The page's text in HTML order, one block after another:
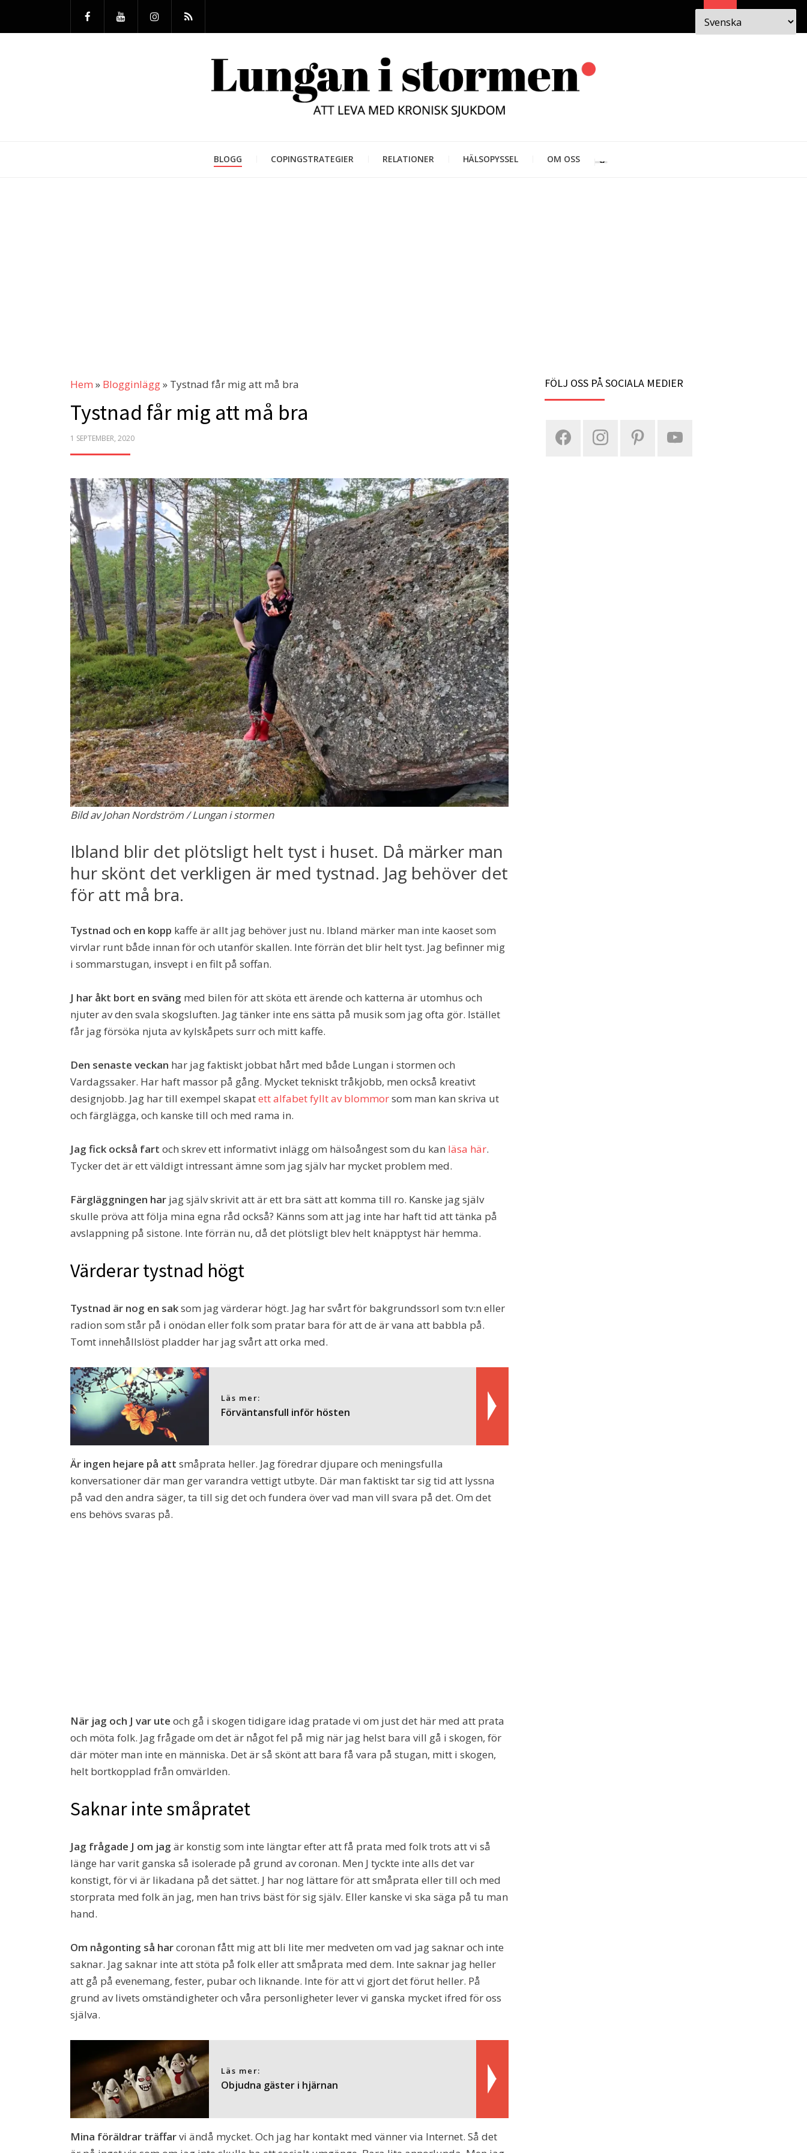
Sök
LUNGAN I
BLOGG COPINGSTRATEGIER RELATIONER HÄLSOPYSSEL OM OSS
Hem » Blogginlägg» Tystnad får mig att må bra
Tystnad får mig att må bra
POSTED
1 SEPTEMBER, 2020
Bild av Johan Nordström / Lungan i stormen
Ibland blir det plötsligt helt tyst i huset. Då märker man
hur skönt det verkligen är med tystnad. Jag behöver det
för att må bra.
Tystnad och en kopp kaffe är allt jag behöver just nu. Ibland märker man inte kaoset som
virvlar runt både innan för och utanför skallen. Inte förrän det blir helt tyst. Jag befinner mig
i sommarstugan, insvept i en filt på soffan.
J har åkt bort en sväng med bilen för att sköta ett ärende och katterna är utomhus och
njuter av den svala skogsluften. Jag tänker inte ens sätta på musik som jag ofta gör. Istället
får jag försöka njuta av kylskåpets surr och mitt kaffe.
Den senaste veckan har jag faktiskt jobbat hårt med både Lungan i stormen och
Vardagssaker. Har haft massor på gång. Mycket tekniskt tråkjobb, men också kreativt
designjobb. Jag har till exempel skapatett alfabet fyllt av blommorsom man kan skriva ut
och färglägga, och kanske till och med rama in.
Jag fick också fart och skrev ett informativt inlägg om hälsoångest som du kan läsa här.
Tycker det är ett väldigt intressant ämne som jag själv har mycket problem med.
Färgläggningen har jag själv skrivit att är ett bra sätt att komma till ro. Kanske jag själv
skulle pröva att följa mina egna råd också? Känns som att jag inte har haft tid att tänka på
avslappning på sistone. Inte förrän nu, då det plötsligt blev helt knäpptyst här hemma.
Värderar tystnad högt
Tystnad är nog en saksom jag värderar högt. Jag har svårt för bakgrundssorl som tv:n eller
radion som står på i onödan eller folk som pratar bara för att de är vana att babbla på.
Tomt innehållslöst pladder har jag svårt att orka med.
Läs mer:
Förväntansfull inför hösten
Är ingen hejare på att småprata heller. Jag föredrar djupare och meningsfulla
konversationer där man ger varandra vettigt utbyte. Där man faktiskt tar sig tid att lyssna
på vad den andra säger, ta till sig det och fundera över vad man vill svara på det. Om det
ens behövs svaras på.
När jag och J var ute och gå i skogen tidigare idag pratade vi om just det här med att prata
och möta folk. Jag frågade om det är något fel på mig när jag helst bara vill gå i skogen, för
där möter man inte en människa. Det är så skönt att bara få vara på stugan, mitt i skogen,
helt bortkopplad från omvärlden.
Saknar inte småpratet
Jag frågade J om jag är konstig som inte längtar efter att få prata med folk trots att vi så
länge har varit ganska så isolerade på grund av coronan. Men J tyckte inte alls det var
konstigt, för vi är likadana på det sättet. J har nog lättare för att småprata eller till och med
storprata med folk än jag, men han trivs bäst för sig själv. Eller kanske vi ska säga på tu man
hand.
Om någonting så harcoronan fått mig att bli lite mer medveten om vad jag saknar och inte
saknar. Jag saknar inte att stöta på folk eller att småprata med dem. Inte saknar jag heller
att gå på evenemang, fester, pubar och liknande. Inte för att vi gjort det förut heller. På
grund av livets omständigheter och våra personligheter lever vi ganska mycket ifred för oss
själva.
Läs mer:
Objudna gäster i hjärnan
Mina föräldrar träffarvi ändå mycket. Och jag har kontakt med vänner via Internet. Så det
FÖLJ OSS PÅ SOCIALA MEDIER